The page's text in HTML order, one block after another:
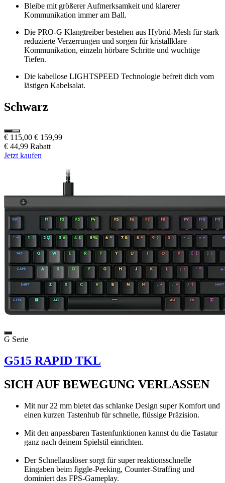
Bleibe mit größerer Aufmerksamkeit und klarerer
Kommunikation immer am Ball.
Die PRO-G Klangtreiber bestehen aus Hybrid-Mesh für stark
reduzierte Verzerrungen und sorgen für kristallklare
Kommunikation, einzeln hörbare Schritte und wuchtige
Tiefen.
Die kabellose LIGHTSPEED Technologie befreit dich vom
lästigen Kabelsalat.
Schwarz
€ 115,00 € 159,99
€ 44,99 Rabatt
Jetzt kaufen
G Serie
G515 RAPID TKL
SICH AUF BEWEGUNG VERLASSEN
Mit nur 22 mm bietet das schlanke Design super Komfort und
einen kurzen Tastenhub für schnelle, flüssige Präzision.
Mit den anpassbaren Tastenfunktionen kannst du die Tastatur
ganz nach deinem Spielstil einrichten.
Der Schnellauslöser sorgt für super reaktionsschnelle
Eingaben beim Jiggle-Peeking, Counter-Straffing und
dominiert das FPS-Gameplay.